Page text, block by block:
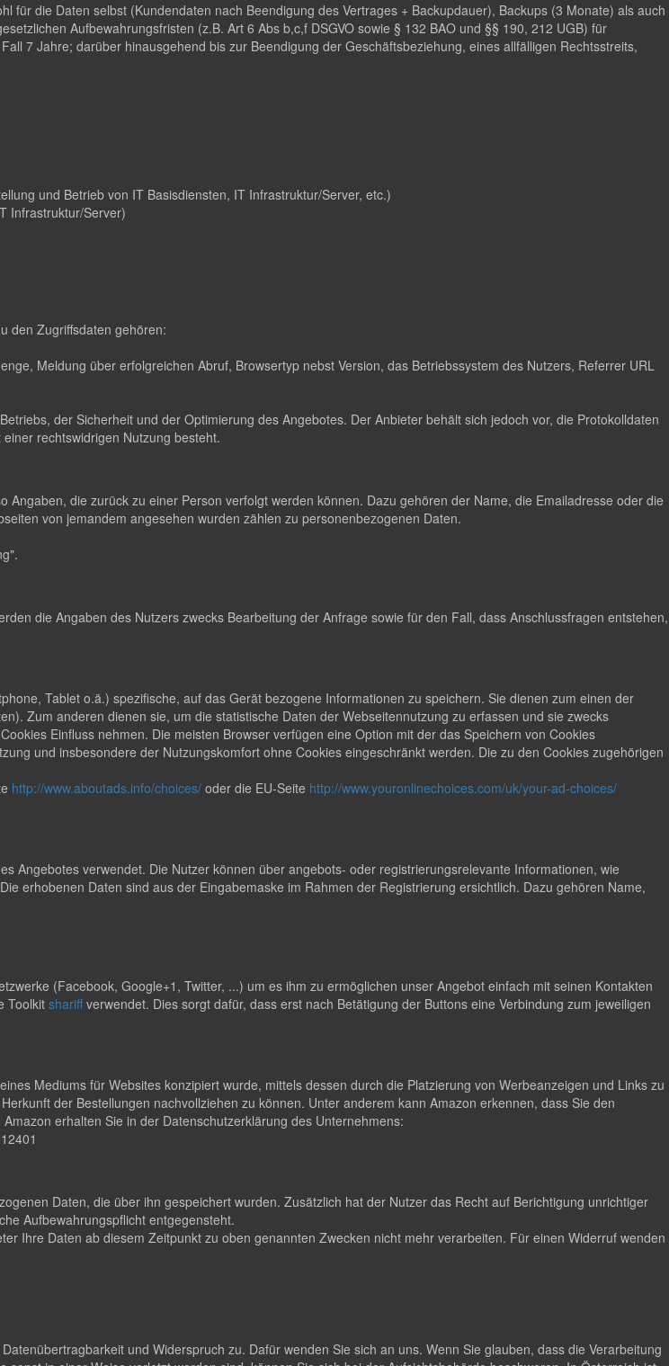
die Daten selbst (Kundendaten nach Beendigung des Vertrages + Backupdauer), Backups (3 Monate) als auch
Aufbewahrungsfristen (z.B. Art 6 Abs b,c,f DSGVO sowie § 132 BAO und §§ 190, 212 UGB) für
7 Jahre; darüber hinausgehend bis zur Beendigung der Geschäftsbeziehung, eines allfälligen Rechtsstreits,
und Betrieb von IT Basisdiensten, IT Infrastruktur/Server, etc.)
Infrastruktur/Server)
den Zugriffsdaten gehören:
Meldung über erfolgreichen Abruf, Browsertyp nebst Version, das Betriebssystem des Nutzers, Referrer URL
der Sicherheit und der Optimierung des Angebotes. Der Anbieter behält sich jedoch vor, die Protokolldaten
rechtswidrigen Nutzung besteht.
die zurück zu einer Person verfolgt werden können. Dazu gehören der Name, die Emailadresse oder die
von jemandem angesehen wurden zählen zu personenbezogenen Daten.
die Angaben des Nutzers zwecks Bearbeitung der Anfrage sowie für den Fall, dass Anschlussfragen entstehen,
Tablet o.ä.) spezifische, auf das Gerät bezogene Informationen zu speichern. Sie dienen zum einen der
Zum anderen dienen sie, um die statistische Daten der Webseitennutzung zu erfassen und sie zwecks
Einfluss nehmen. Die meisten Browser verfügen eine Option mit der das Speichern von Cookies
und insbesondere der Nutzungskomfort ohne Cookies eingeschränkt werden. Die zu den Cookies zugehörigen
http://www.aboutads.info/choices/ oder die EU-Seite http://www.youronlinechoices.com/uk/your-ad-choices/
Angebotes verwendet. Die Nutzer können über angebots- oder registrierungsrelevante Informationen, wie
erhobenen Daten sind aus der Eingabemaske im Rahmen der Registrierung ersichtlich. Dazu gehören Name,
(Facebook, Google+1, Twitter, ...) um es ihm zu ermöglichen unser Angebot einfach mit seinen Kontakten
Toolkit shariffverwendet. Dies sorgt dafür, dass erst nach Betätigung der Buttons eine Verbindung zum jeweiligen
Mediums für Websites konzipiert wurde, mittels dessen durch die Platzierung von Werbeanzeigen und Links zu
der Bestellungen nachvollziehen zu können. Unter anderem kann Amazon erkennen, dass Sie den
erhalten Sie in der Datenschutzerklärung des Unternehmens:
Daten, die über ihn gespeichert wurden. Zusätzlich hat der Nutzer das Recht auf Berichtigung unrichtiger
Aufbewahrungspflicht entgegensteht.
Ihre Daten ab diesem Zeitpunkt zu oben genannten Zwecken nicht mehr verarbeiten. Für einen Widerruf wenden
und Widerspruch zu. Dafür wenden Sie sich an uns. Wenn Sie glauben, dass die Verarbeitung